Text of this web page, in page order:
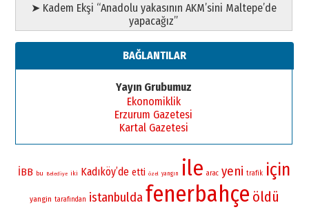
➤ Kadem Ekşi “Anadolu yakasının AKM’sini Maltepe’de
yapacağız”
BAĞLANTILAR
Yayın Grubumuz
Ekonomiklik
Erzurum Gazetesi
Kartal Gazetesi
İBB bu Belediye iki Kadıköy’de etti özel yangın ile arac yeni trafik için
yangin tarafından istanbuldafenerbahçe öldü